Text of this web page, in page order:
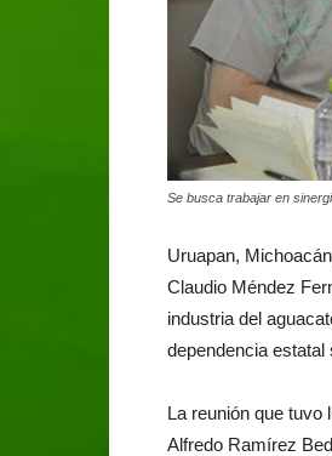
Se busca trabajar en
Uruapan,
Claudio Méndez
industria del
dependencia
La reunión que tuvo
Alfredo Ramírez